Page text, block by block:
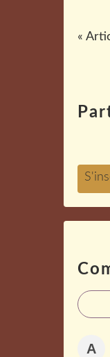
«
A